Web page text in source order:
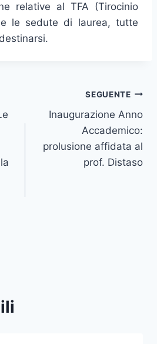
relative al TFA (Tirocinio
le sedute di laurea, tutte
SEGUENTE
Inaugurazione Anno
Accademico:
prolusione affidata al
prof. Distaso